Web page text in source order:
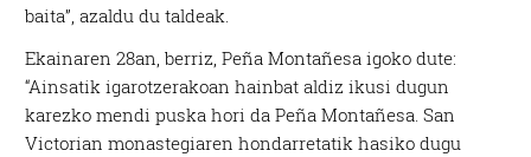
baita”, azaldu du taldeak.
Ekainaren 28an, berriz, Peña Montañesa igoko dute:
“Ainsatik igarotzerakoan hainbat aldiz ikusi dugun
karezko mendi puska hori da Peña Montañesa. San
Victorian monastegiaren hondarretatik hasiko dugu